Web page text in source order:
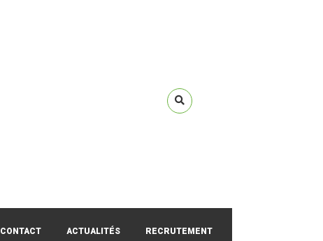
CONTACT ACTUALITÉS RECRUTEMENT